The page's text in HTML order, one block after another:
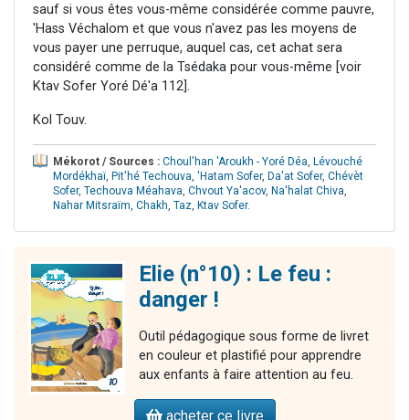
sauf si vous êtes vous-même considérée comme pauvre,
'Hass Véchalom et que vous n'avez pas les moyens de
vous payer une perruque, auquel cas, cet achat sera
considéré comme de la Tsédaka pour vous-même [voir
Ktav Sofer Yoré Dé'a 112].
Kol Touv.
Mékorot / Sources : Choul'han 'Aroukh - Yoré Déa, Lévouché
Mordékhaï, Pit'hé Techouva, 'Hatam Sofer, Da'at Sofer, Chévèt
Sofer, Techouva Méahava, Chvout Ya'acov, Na'halat Chiva,
Nahar Mitsraïm, Chakh, Taz, Ktav Sofer.
Elie (n°10) : Le feu :
danger !
Outil pédagogique sous forme de livret
en couleur et plastifié pour apprendre
aux enfants à faire attention au feu.
acheter ce livre